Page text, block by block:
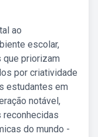
ao
escolar,
priorizam
por criatividade
estudantes em
notável,
reconhecidas
do mundo -